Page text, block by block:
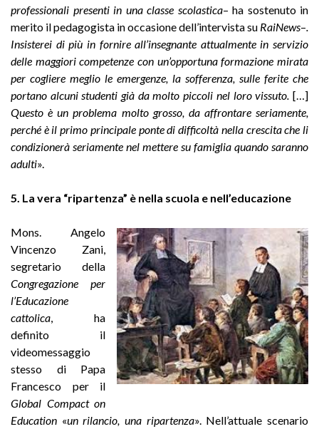
professionali presenti in una classe scolastica– ha sostenuto in
merito il pedagogista in occasione dell’intervista su RaiNews–
Insisterei di più in fornire all’insegnante attualmente in servizio
delle maggiori competenze con un’opportuna formazione mirata
per cogliere meglio le emergenze, la sofferenza, sulle ferite che
portano alcuni studenti già da molto piccoli nel loro vissuto. […]
Questo è un problema molto grosso, da affrontare seriamente,
perché è il primo principale ponte di difficoltà nella crescita che li
condizionerà seriamente nel mettere su famiglia quando saranno
adulti».
5. La vera “ripartenza” è nella scuola e nell’educazione
Mons. Angelo
Vincenzo Zani,
segretario della
Congregazione per
l’Educazione
cattolica , ha
definito il
videomessaggio
stesso di Papa
Francesco per il
Global Compact on
Education «un rilancio, una ripartenza». Nell’attuale scenario